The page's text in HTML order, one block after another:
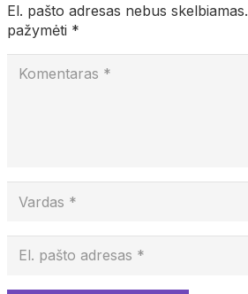
El. pašto adresas nebus skelbiamas.
pažymėti *